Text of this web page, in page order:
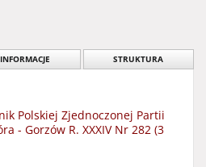
INFORMACJE STRUKTURA
Polskiej Zjednoczonej Partii
- Gorzów R. XXXIV Nr 282 (3